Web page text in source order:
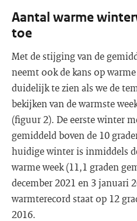
Aantal warme
toe
Met de stijging van de
neemt ook de kans op
duidelijk te zien als we de
bekijken van de warmste
(figuur 2). De eerste winter
gemiddeld boven de 10
huidige winter is inmiddels
warme week (11,1 graden
december 2021 en 3 januari
warmterecord staat op 12
2016.